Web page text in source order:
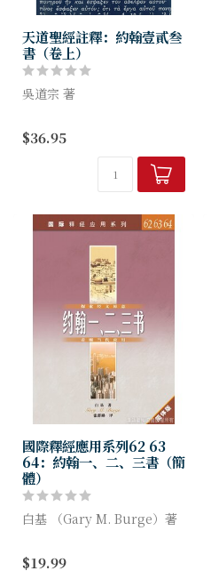
天道聖經註釋：約翰壹貳叁
書（卷上）
吳道宗 著
樣說：「文學教你怎樣說『我
愛你』；政治教你怎樣解釋
『我愛你』；歷史則教你從別
人對另一個別人說的『我愛
$36.95
國際釋經應用系列62 63
64：約翰一、二、三書（簡
體）
白基 （Gary M. Burge）著
端，使徒约翰力斥这些错谬思
$19.99